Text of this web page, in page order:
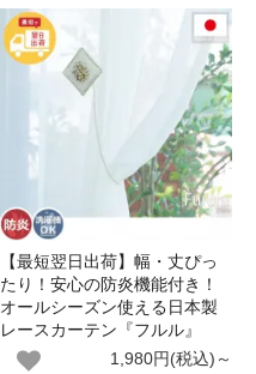
【最短翌日出荷】幅・丈ぴっ
たり！安心の防炎機能付き！
オールシーズン使える日本製
レースカーテン『フルル』
1,980円(税込)～